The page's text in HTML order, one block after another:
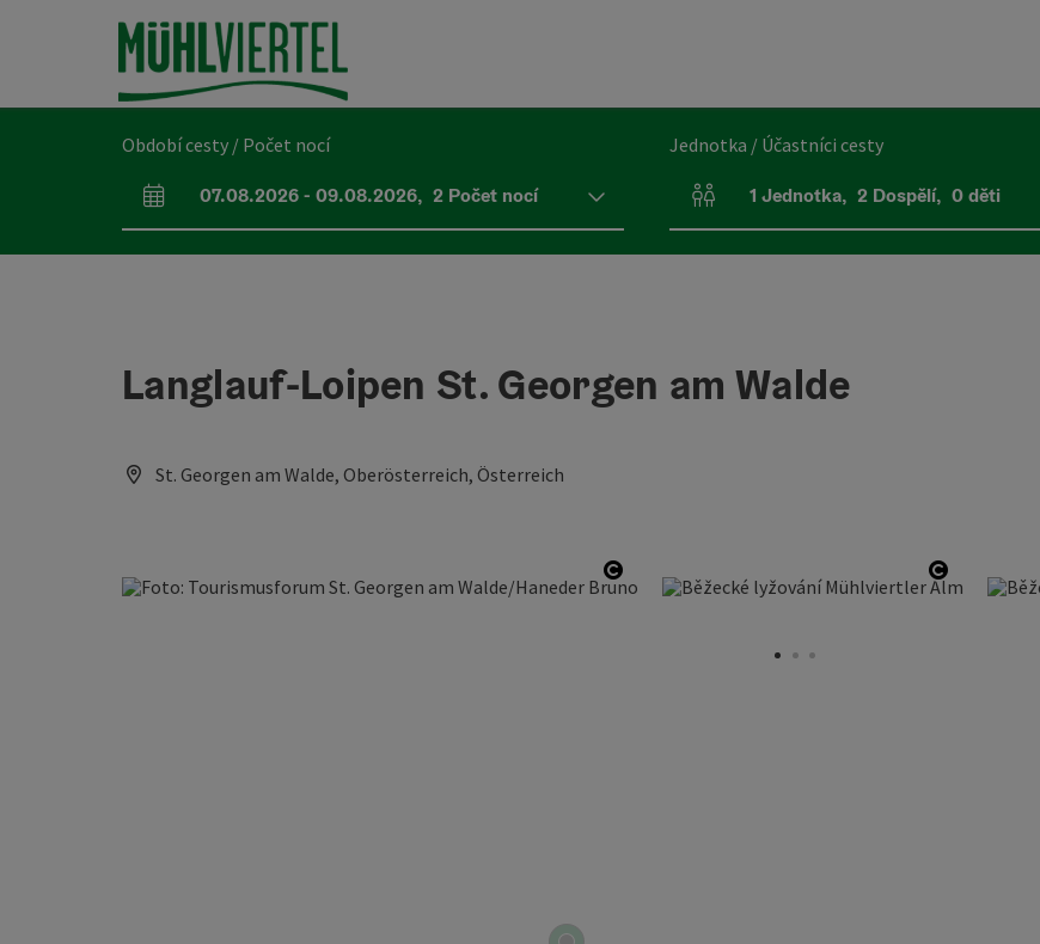
Accesskey
[0]
Navigace Accesskey
[1]
Začátek stránky Accesskey
[2]
Období cesty / Počet nocí
Pole příjezdu a odjezdu
07.08.2026- 09.08.2026, 2 Počet nocí
Jednotka / Účastníci cesty
Počet jednotek a polí pro osoby
1 Jednotka, 2 Dospělí, 0 děti
Langlauf-Loipen St. Georgen am Walde
St. Georgen am Walde, Oberösterreich, Österreich
otevřít copyright otevřít